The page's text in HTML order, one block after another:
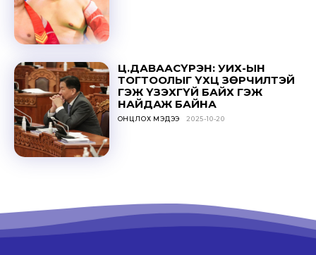
Ц.ДАВААСҮРЭН: УИХ-ЫН
ТОГТООЛЫГ ҮХЦ ЗӨРЧИЛТЭЙ
ГЭЖ ҮЗЭХГҮЙ БАЙХ ГЭЖ
НАЙДАЖ БАЙНА
ОНЦЛОХ МЭДЭЭ 2025-10-20